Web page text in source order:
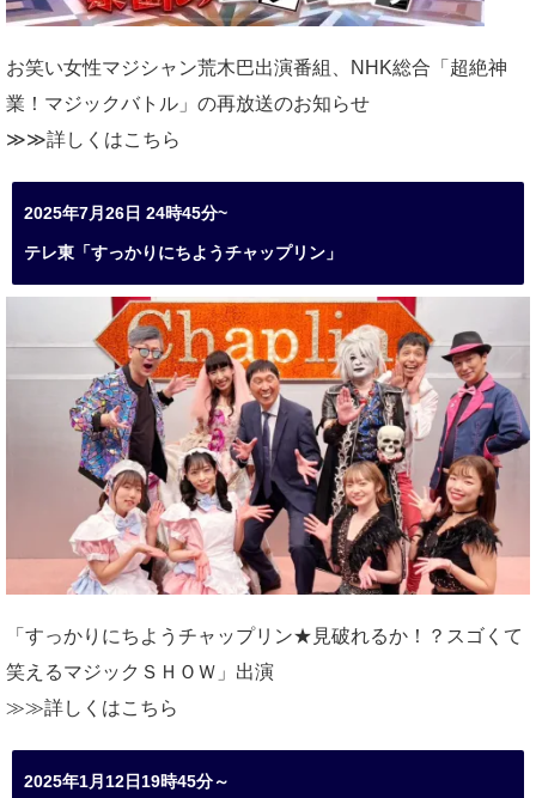
お笑い女性マジシャン荒木巴出演番組、
NHK総合「超絶神
業！マジックバトル」の再放送のお知らせ
≫≫詳しくはこちら
2025年7月26日 24時45分~
テレ東「すっかりにちようチャップリン」
「すっかりにちようチャップリン★見破れるか！？スゴくて
笑えるマジックＳＨＯＷ」出演
≫≫詳しくはこちら
2025年1月12日19時45分～